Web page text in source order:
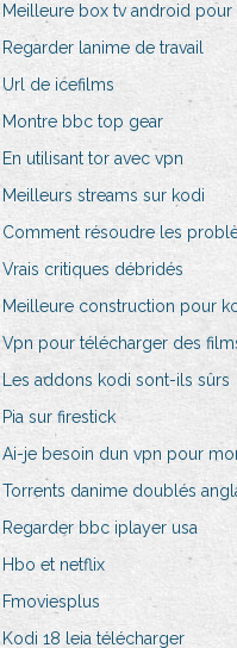
Meilleure box tv android pour
Regarder lanime de travail
Url de icefilms
Montre bbc top gear
En utilisant tor avec vpn
Meilleurs streams sur kodi
Comment résoudre les
Vrais critiques débridés
Meilleure construction pour
Vpn pour télécharger des
Les addons kodi sont-ils sûrs
Pia sur firestick
Ai-je besoin dun vpn pour
Torrents danime doublés
Regarder bbc iplayer usa
Hbo et netflix
Fmoviesplus
Kodi 18 leia télécharger